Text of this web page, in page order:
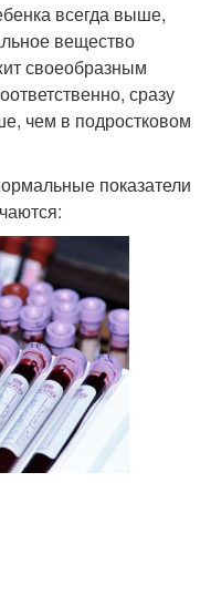
всегда выше,
вещество
своеобразным
сразу
чем в подростковом
показатели